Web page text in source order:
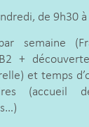
de 9h30 à
semaine
+
et temps
(accueil